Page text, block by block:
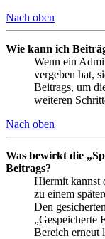
Nach oben
Wie kann ich
Wenn ein
vergeben hat,
Beitrags, um
weiteren
Nach oben
Was bewirkt die
Beitrags?
Hiermit kannst
zu einem
Den
„Gespeicherte
Bereich erneut